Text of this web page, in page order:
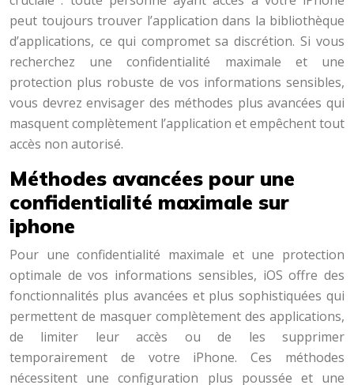
peut toujours trouver l’application dans la bibliothèque
d’applications, ce qui compromet sa discrétion. Si vous
recherchez une confidentialité maximale et une
protection plus robuste de vos informations sensibles,
vous devrez envisager des méthodes plus avancées qui
masquent complètement l’application et empêchent tout
accès non autorisé.
Méthodes avancées pour une
confidentialité maximale sur
iphone
Pour une confidentialité maximale et une protection
optimale de vos informations sensibles, iOS offre des
fonctionnalités plus avancées et plus sophistiquées qui
permettent de masquer complètement des applications,
de limiter leur accès ou de les supprimer
temporairement de votre iPhone. Ces méthodes
nécessitent une configuration plus poussée et une